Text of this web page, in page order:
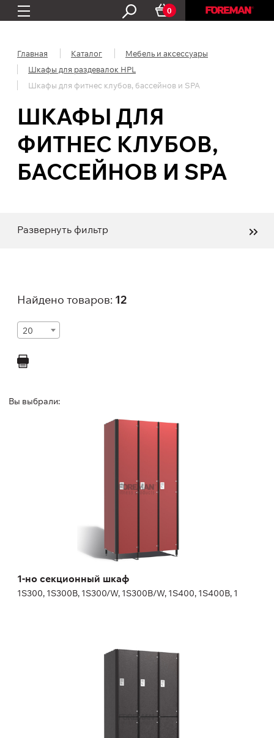
0
Главная Каталог
Мебель и аксессуары
Шкафы для раздевалок HPL
Шкафы для фитнес клубов, бассейнов и SPA
ШКАФЫ ДЛЯ
ФИТНЕС КЛУБОВ,
БАССЕЙНОВ И SPA
Развернуть фильтр
Найдено товаров: 12
20
Вы выбрали:
1-но секционный шкаф
1S300, 1S300B, 1S300/W, 1S300B/W, 1S400, 1S400B, 1
1-но секционный шкаф
1S300, 1S300B, 1S300/W, 1S300B/W, 1S400, 1S400B, 1
2-х секционный шкаф
2S300, 2S300B, 2S300/W, 2S300B/W, 2S400, 2S400B, 2